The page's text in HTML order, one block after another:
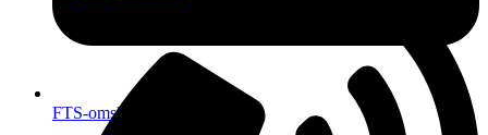
FTS-omsk@mail.ru